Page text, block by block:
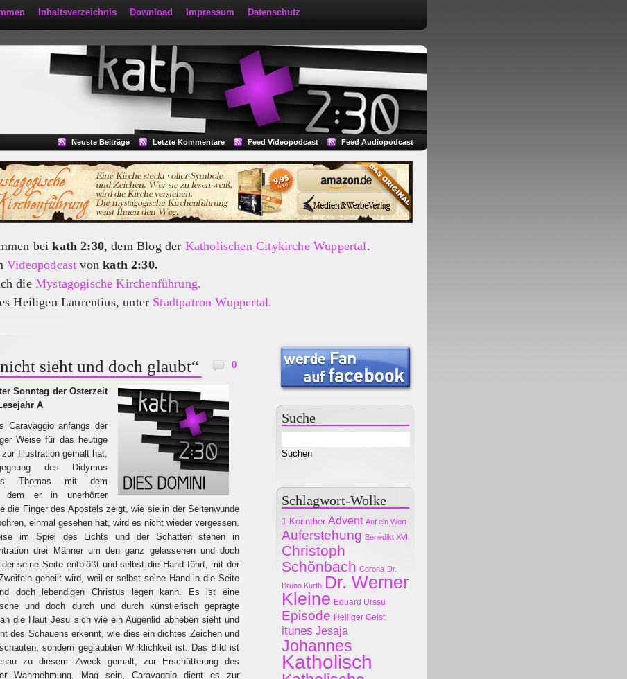
Inhaltsverzeichnis Download Impressum Datenschutz
Neuste Beiträge Letzte Kommentare Feed Videopodcast Feed Audiopodcast
beikath 2:30, dem Blog der Katholischen Citykirche Wuppertal.
Videopodcast vonkath 2:30.
die Mystagogische Kirchenführung.
Heiligen Laurentius, unter Stadtpatron Wuppertal.
sieht und doch glaubt“ 0
Sonntag der Osterzeit
A
Caravaggio anfangs der
Weise für das heutige
Illustration gemalt hat,
des Didymus
Thomas mit dem
dem er in unerhörter
die Finger des Apostels zeigt, wie sie in der Seitenwunde
einmal gesehen hat, wird es nicht wieder vergessen.
im Spiel des Lichts und der Schatten stehen in
drei Männer um den ganz gelassenen und doch
seine Seite entblößt und selbst die Hand führt, mit der
geheilt wird, weil er selbst seine Hand in die Seite
doch lebendigen Christus legen kann. Es ist eine
und doch durch und durch künstlerisch geprägte
die Haut Jesu sich wie ein Augenlid abheben sieht und
des Schauens erkennt, wie dies ein dichtes Zeichen und
sondern geglaubten Wirklichkeit ist. Das Bild ist
zu diesem Zweck gemalt, zur Erschütterung des
Wahrnehmung. Mag sein, Caravaggio dient es zur
Suche
Schlagwort-Wolke
1 Korinther Advent Auf ein Wort
Auferstehung Benedikt XVI
Christoph
Schönbach Corona Dr.
Bruno Kurth Dr. Werner
Kleine Eduard Urssu
Episode Heiliger Geist
itunes Jesaja
Johannes
Katholisch